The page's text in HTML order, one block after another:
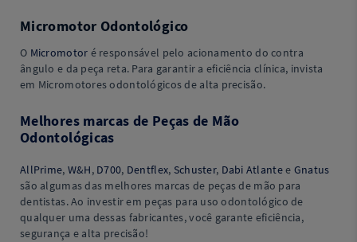
Micromotor Odontológico
O Micromotor é responsável pelo acionamento do contra
ângulo e da peça reta. Para garantir a eficiência clínica, invista
em Micromotores odontológicos de alta precisão.
Melhores marcas de Peças de Mão
Odontológicas
AllPrime, W&H, D700, Dentflex, Schuster, Dabi Atlantee Gnatus
são algumas das melhores marcas de peças de mão para
dentistas. Ao investir em peças para uso odontológico de
qualquer uma dessas fabricantes, você garante eficiência,
segurança e alta precisão!